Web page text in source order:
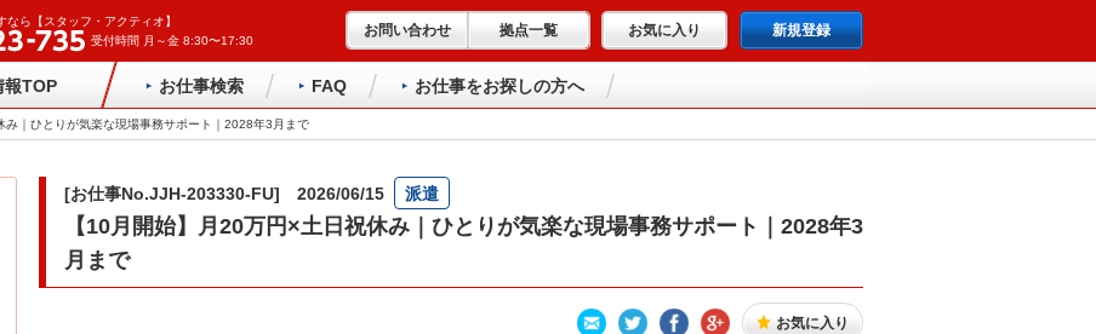
ら【スタッフ・アクティオ】
受付時間 月～金 8:30〜17:30
お問い合わせ 拠点一覧 お気に入り 新規登録
報TOP お仕事検索 FAQ お仕事をお探しの方へ
み｜ひとりが気楽な現場事務サポート｜2028年3月まで
[お仕事No.JJH-203330-FU] 2026/06/15 派遣
【10月開始】月20万円×土日祝休み｜ひとりが気楽な現場事務サポート｜2028年3
月まで
お気に入り